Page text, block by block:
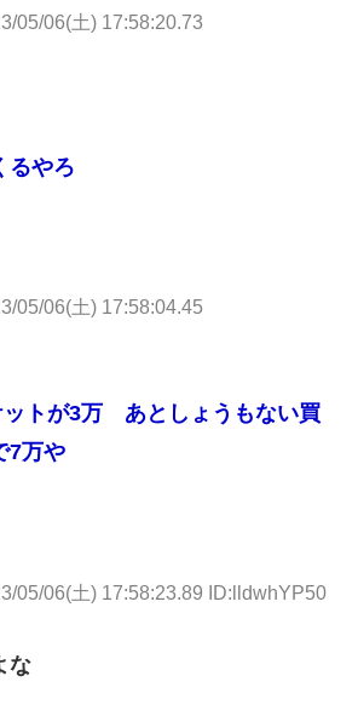
05/06(土) 17:58:20.73
るやろ
05/06(土) 17:58:04.45
ットが3万 あとしょうもない買
7万や
05/06(土) 17:58:23.89 ID:lldwhYP50
な